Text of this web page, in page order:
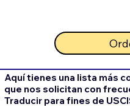
Aquí tienes una lista más
que nos solicitan con
Traducir para fines de